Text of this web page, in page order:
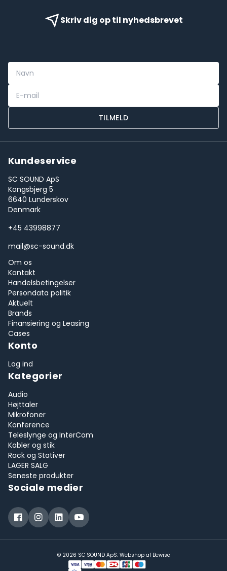
Skriv dig op til nyhedsbrevet
TILMELD
Kundeservice
SC SOUND ApS
Kongsbjerg 5
6640 Lunderskov
Denmark
+45 43998877
mail@sc-sound.dk
Om os
Kontakt
Handelsbetingelser
Persondata politik
Aktuelt
Brands
Finansiering og Leasing
Cases
Konto
Log ind
Kategorier
Audio
Højttaler
Mikrofoner
Konference
Teleslynge og InterCom
Kabler og stik
Rack og Stativer
LAGER SALG
Seneste produkter
Sociale medier
© 2026 SC SOUND ApS. Webshop af Bewise